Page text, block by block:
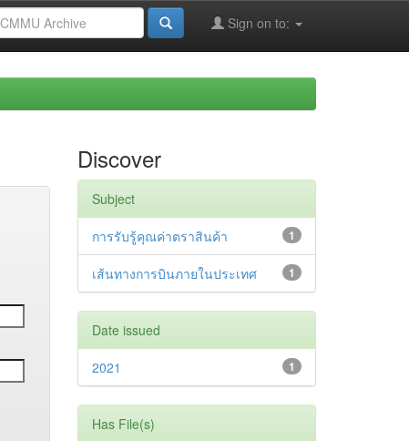
Sign on to:
Discover
Subject
1
การรับรู้คุณค่าตราสินค้า
1
เส้นทางการบินภายในประเทศ
Date issued
1
2021
Has File(s)